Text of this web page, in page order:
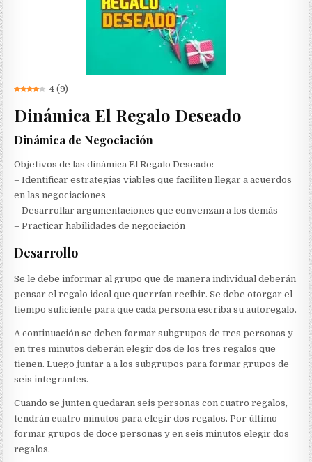
4 (9)
Dinámica El Regalo Deseado
Dinámica de Negociación
Objetivos de las dinámica El Regalo Deseado:
– Identificar estrategias viables que faciliten llegar a acuerdos
en las negociaciones
– Desarrollar argumentaciones que convenzan a los demás
– Practicar habilidades de negociación
Desarrollo
Se le debe informar al grupo que de manera individual deberán
pensar el regalo ideal que querrían recibir. Se debe otorgar el
tiempo suficiente para que cada persona escriba su autoregalo.
A continuación se deben formar subgrupos de tres personas y
en tres minutos deberán elegir dos de los tres regalos que
tienen. Luego juntar a a los subgrupos para formar grupos de
seis integrantes.
Cuando se junten quedaran seis personas con cuatro regalos,
tendrán cuatro minutos para elegir dos regalos. Por último
formar grupos de doce personas y en seis minutos elegir dos
regalos.